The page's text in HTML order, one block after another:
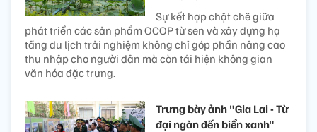
Sự kết hợp chặt chẽ giữa
phát triển các sản phẩm OCOP từ sen và xây dựng hạ
tầng du lịch trải nghiệm không chỉ góp phần nâng cao
thu nhập cho người dân mà còn tái hiện không gian
văn hóa đặc trưng.
Trưng bày ảnh "Gia Lai - Từ
đại ngàn đến biển xanh"